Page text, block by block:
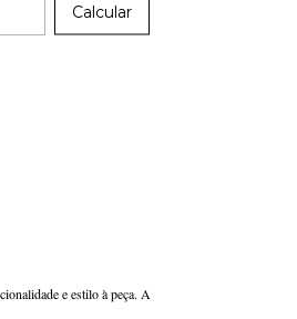
Calcular
e estilo à peça. A